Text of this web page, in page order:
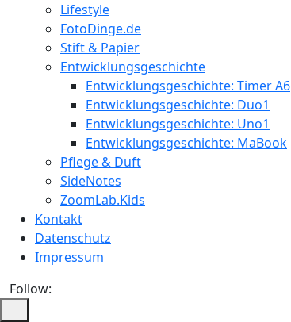
Lifestyle
FotoDinge.de
Stift & Papier
Entwicklungsgeschichte
Entwicklungsgeschichte: Timer A6
Entwicklungsgeschichte: Duo1
Entwicklungsgeschichte: Uno1
Entwicklungsgeschichte: MaBook
Pflege & Duft
SideNotes
ZoomLab.Kids
Kontakt
Datenschutz
Impressum
Follow: